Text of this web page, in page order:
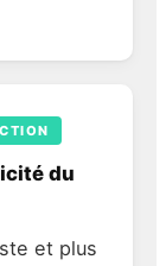
du
et plus